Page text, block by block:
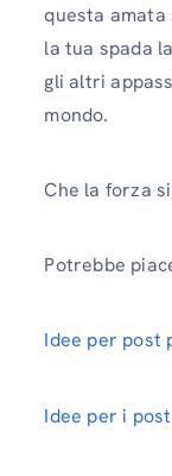
questa
la tua spada
gli altri
mondo.
Che la forza
Potrebbe
Idee per post
Idee per i